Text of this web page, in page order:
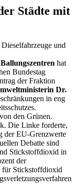
Städte mit
und
hat
Bundestag
der Fraktion
Dr.
in eng
den Grünen.
Die Linke forderte,
der EU-Grenzwerte
Debatte sind
Stickstoffdioxid in
der
für Stickstoffdioxid